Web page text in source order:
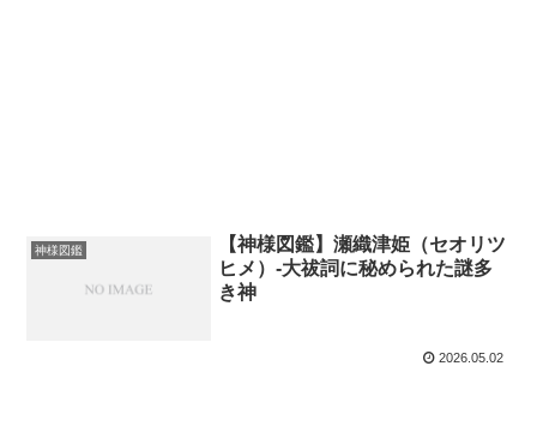
神様図鑑
【神様図鑑】瀬織津姫（セオリツ
ヒメ）-大祓詞に秘められた謎多
き神
2026.05.02